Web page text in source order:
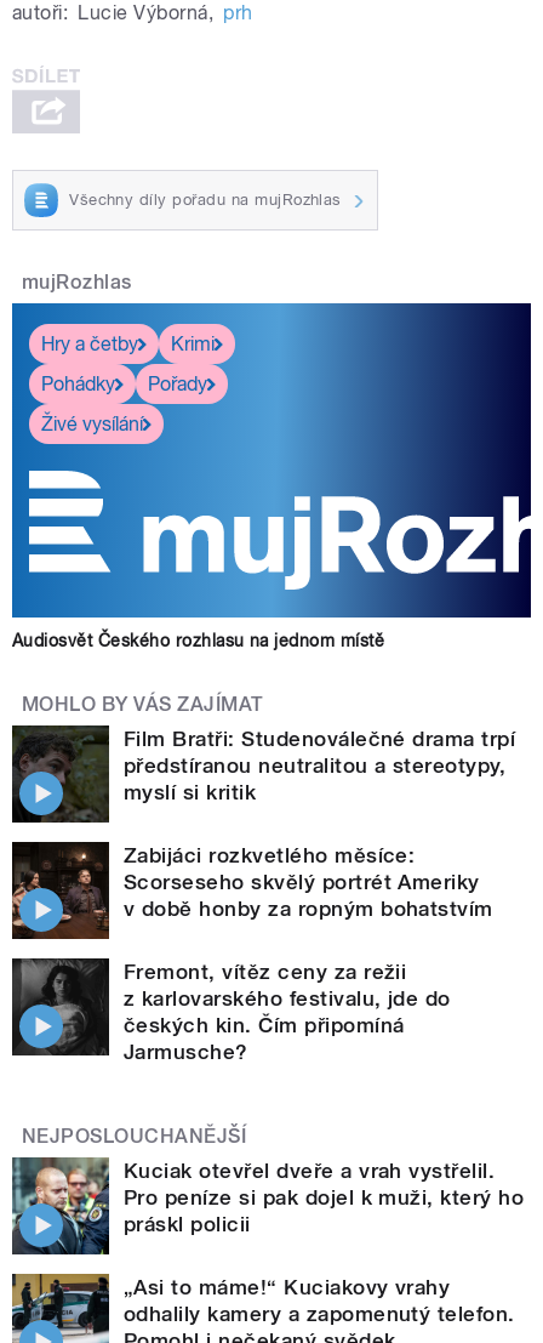
autoři: Lucie Výborná, prh
Všechny díly pořadu na mujRozhlas
mujRozhlas
Hry a četby
Krimi
Pohádky
Pořady
Živé vysílání
Audiosvět Českého rozhlasu na jednom místě
MOHLO BY VÁS ZAJÍMAT
Film Bratři: Studenoválečné drama trpí
předstíranou neutralitou a stereotypy,
myslí si kritik
Zabijáci rozkvetlého měsíce:
Scorseseho skvělý portrét Ameriky
v době honby za ropným bohatstvím
Fremont, vítěz ceny za režii
z karlovarského festivalu, jde do
českých kin. Čím připomíná
Jarmusche?
NEJPOSLOUCHANĚJŠÍ
Kuciak otevřel dveře a vrah vystřelil.
Pro peníze si pak dojel k muži, který ho
práskl policii
„Asi to máme!“ Kuciakovy vrahy
odhalily kamery a zapomenutý telefon.